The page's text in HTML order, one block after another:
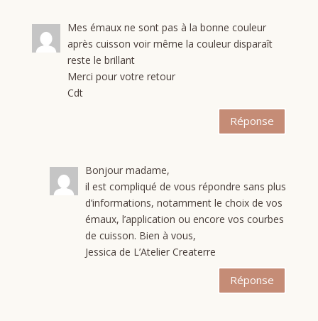
Mes émaux ne sont pas à la bonne couleur
après cuisson voir même la couleur disparaît
reste le brillant
Merci pour votre retour
Cdt
Réponse
Bonjour madame,
il est compliqué de vous répondre sans plus
d’informations, notamment le choix de vos
émaux, l’application ou encore vos courbes
de cuisson. Bien à vous,
Jessica de L’Atelier Createrre
Réponse